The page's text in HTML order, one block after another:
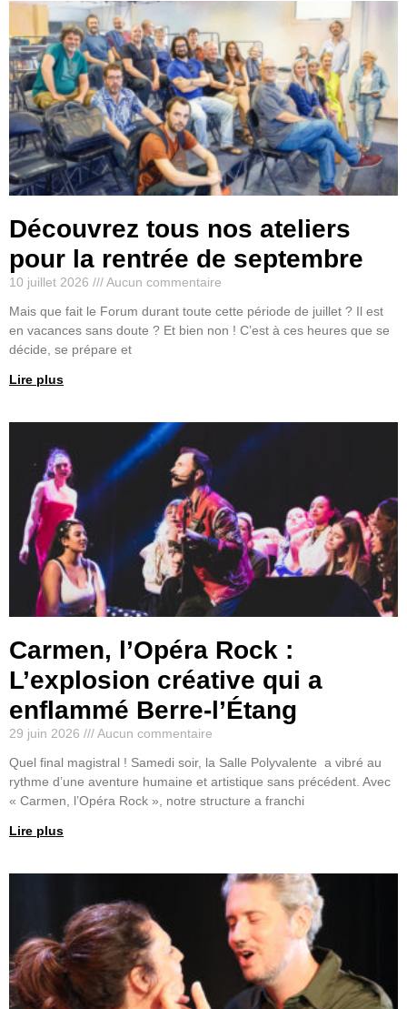
Découvrez tous nos ateliers
pour la rentrée de septembre
10 juillet 2026
Aucun commentaire
Mais que fait le Forum durant toute cette période de juillet ? Il est
en vacances sans doute ? Et bien non ! C’est à ces heures que se
décide, se prépare et
Lire plus
Carmen, l’Opéra Rock :
L’explosion créative qui a
enflammé Berre-l’Étang
29 juin 2026
Aucun commentaire
Quel final magistral ! Samedi soir, la Salle Polyvalente a vibré au
rythme d’une aventure humaine et artistique sans précédent. Avec
« Carmen, l’Opéra Rock », notre structure a franchi
Lire plus